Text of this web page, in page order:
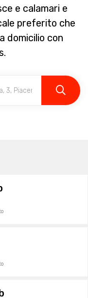
e calamari e
preferito che
domicilio con